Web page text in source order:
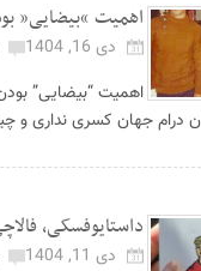
اهمیت “بیضایی”
دی 16, 1404
اهمیت “بیضایی”
درام جهان کسری نداری
داستایوفسکی،
دی 11, 1404